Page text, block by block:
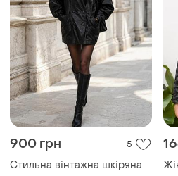
900 грн 5
Стильна вінтажна шкіряна
куртка
і ще 1 50